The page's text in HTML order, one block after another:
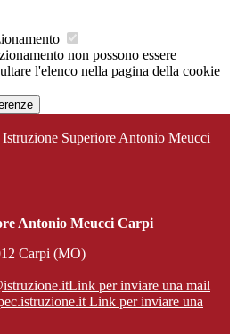
non possono essere
l'elenco nella pagina della cookie
Superiore Antonio Meucci
Antonio Meucci Carpi
Carpi (MO)
Link per inviare una mail
Link per inviare una